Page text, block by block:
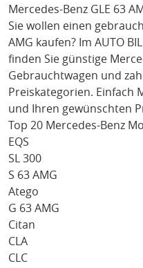
Mercedes-Benz GLE 63
Sie wollen einen
AMG kaufen? Im AUTO
finden Sie günstige
Gebrauchtwagen und
Preiskategorien. Einfach
und Ihren gewünschten
Top 20 Mercedes-Benz
EQS
SL 300
S 63 AMG
Atego
G 63 AMG
Citan
CLA
CLC